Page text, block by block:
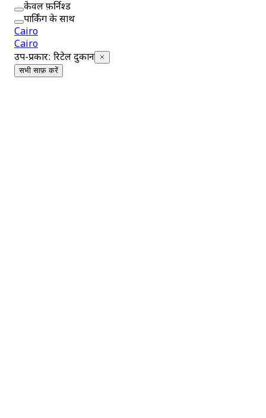
केवल फ़र्निश्ड
पार्किंग के साथ
Cairo
Cairo
उप-प्रकार: रिटेल दुकानें
सभी साफ़ करें